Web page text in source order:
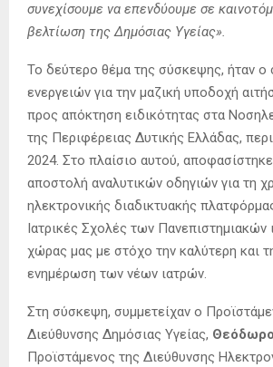
συνεχίσουμε να επενδύουμε σε
βελτίωση της Δημόσιας Υγείας».
Το δεύτερο θέμα της σύσκεψης, ήταν ο
ενεργειών για την μαζική υποδοχή
προς απόκτηση ειδικότητας στα
της Περιφέρειας Δυτικής Ελλάδας,
2024. Στο πλαίσιο αυτού,
αποστολή αναλυτικών οδηγιών για τη
ηλεκτρονικής διαδικτυακής
Ιατρικές Σχολές των Πανεπιστημιακών
χώρας μας με στόχο την καλύτερη και
ενημέρωση των νέων ιατρών.
Στη σύσκεψη, συμμετείχαν ο
Διεύθυνσης Δημόσιας Υγείας,
Προϊστάμενος της Διεύθυνσης